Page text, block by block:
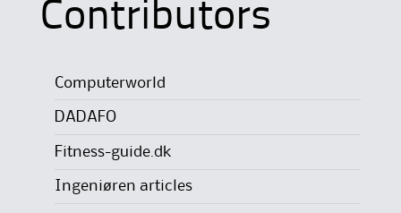
Contributors
Computerworld
DADAFO
Fitness-guide.dk
Ingeniøren articles